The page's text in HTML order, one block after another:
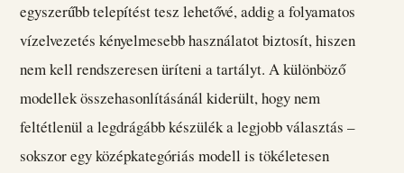
egyszerűbb telepítést tesz lehetővé, addig a folyamatos
vízelvezetés kényelmesebb használatot biztosít, hiszen
nem kell rendszeresen üríteni a tartályt. A különböző
modellek összehasonlításánál kiderült, hogy nem
feltétlenül a legdrágább készülék a legjobb választás –
sokszor egy középkategóriás modell is tökéletesen